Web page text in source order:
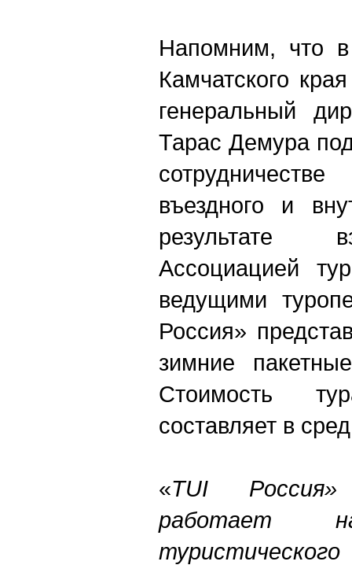
Напомним, что
Камчатского
генеральный
Тарас Демура
въездного и
результате
Ассоциацией
ведущими
Россия»
зимние
Стоимость
составляет в
«TUI
работает